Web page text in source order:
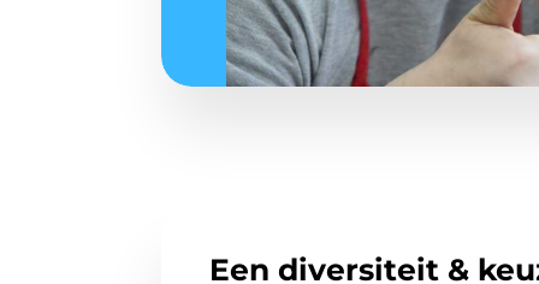
Een diversiteit &